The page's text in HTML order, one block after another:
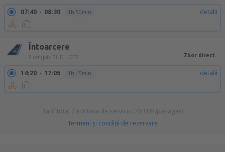
07:40 08:30 1h 50min detalii
Întoarcere
8 oct (joi) BUD - OTP Zbor direct
14:20 17:05 1h 45min detalii
Tarif total (fără taxa de serviciu: 26 EUR/pasager)
Termeni şi condiţii de rezervare